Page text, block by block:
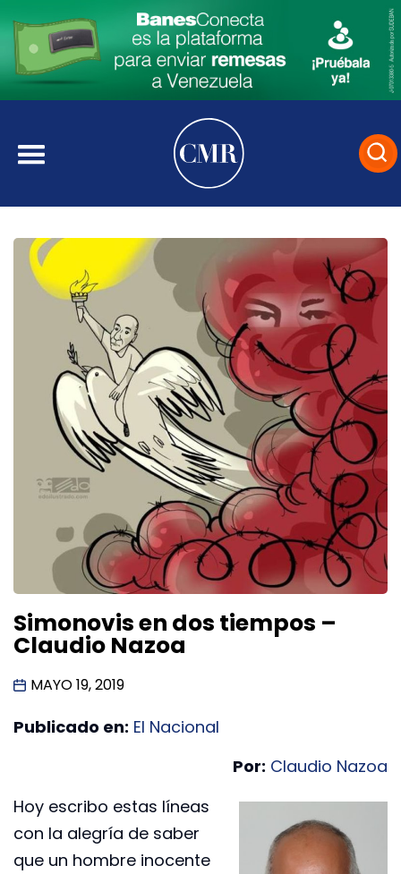
Simonovis en dos tiempos –
Claudio Nazoa
MAYO 19, 2019
Publicado en: El Nacional
Por: Claudio Nazoa
Hoy escribo estas líneas
con la alegría de saber
que un hombre inocente